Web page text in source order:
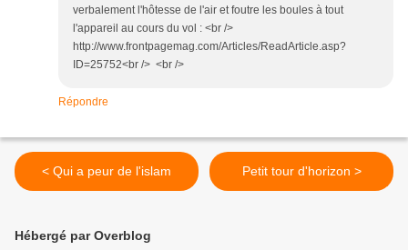
verbalement l'hôtesse de l'air et foutre les boules à tout
l'appareil au cours du vol : <br />
http://www.frontpagemag.com/Articles/ReadArticle.asp?
ID=25752<br /> <br />
Répondre
< Qui a peur de l'islam Petit tour d'horizon >
Hébergé par Overblog